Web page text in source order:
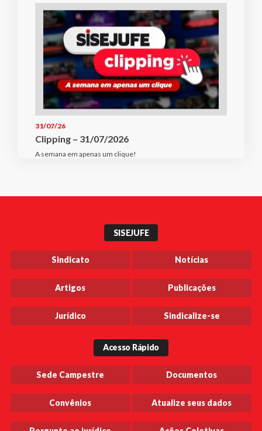
31/07/26
Clipping – 31/07/2026
A semana em apenas um clique!
SISEJUFE
Sindicato Notícias
Artigos Publicações
Jurídico Sindicalize-se
Acesso Rápido
Sede Campestre Documentos
Convênios Atualize seus dados